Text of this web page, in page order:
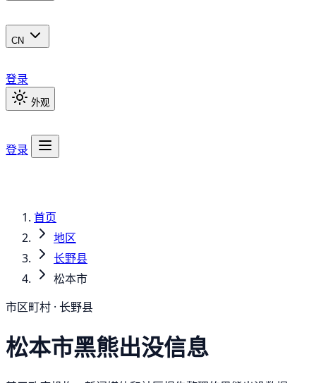
CN
登录
外观
登录
首页
地区
长野县
松本市
市区町村 · 长野县
松本市黑熊出没信息